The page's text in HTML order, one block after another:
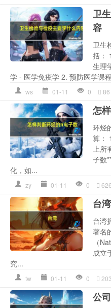
卫
容
卫生
括：
生理
学 - 医学免疫学 2. 预防医学课
ws 01-11 0 86
怎
环烃
算：
上
子数
化，如...
zy 01-11 0 626
台
台湾
著名
（
成立
究...
tw 01-11 0 203
公